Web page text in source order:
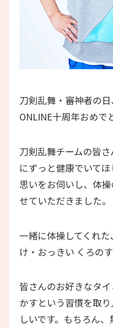
刀剣乱舞・審神者の
ONLINE十周年おめで
刀剣乱舞チームの皆
にずっと健康でいて
思いをお伺いし、体
せていただきました。
一緒に体操してくれ
け・おっきい くろの
皆さんのお好きなタ
かすという習慣を取
しいです。もちろん